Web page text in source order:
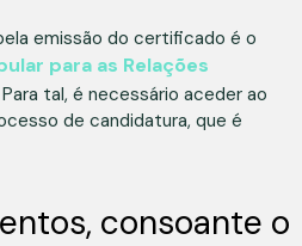
emissão do certificado é o
para as Relações
Para tal, é necessário aceder ao
de candidatura, que é
consoante o